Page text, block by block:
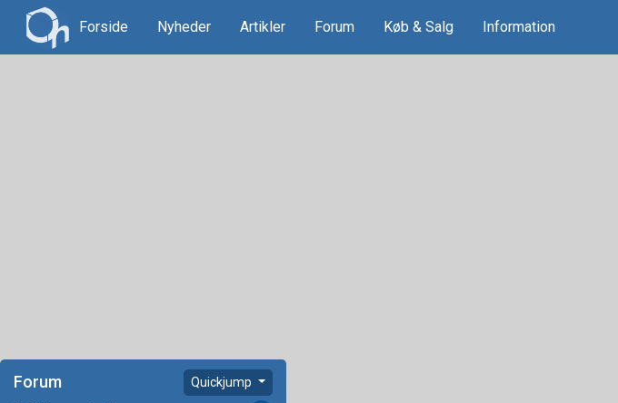
Forside Nyheder Artikler Forum Køb & Salg Information
Forum Quickjump